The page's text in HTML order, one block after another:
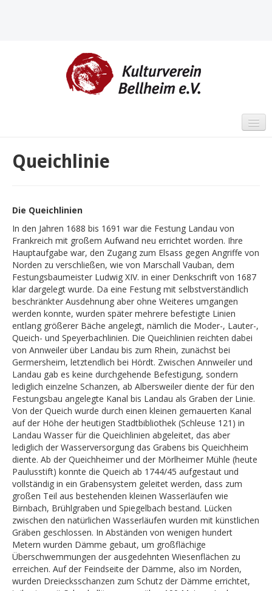
STARTSEITE
Kulturwerkstatt „Alter Kindergarten“
Historischer Arbeitskreis
Zeittafel
Auswanderung
Genealogie
Publikationen
Queichlinie
Stempel
KONTAKT
Queichlinie
Die Queichlinien
In den Jahren 1688 bis 1691 war die Festung Landau von
Frankreich mit großem Aufwand neu errichtet worden. Ihre
Hauptaufgabe war, den Zugang zum Elsass gegen Angriffe von
Norden zu verschließen, wie von Marschall Vauban, dem
Festungsbaumeister Ludwig XIV. in einer Denkschrift von 1687
klar dargelegt wurde. Da eine Festung mit selbstverständlich
beschränkter Ausdehnung aber ohne Weiteres umgangen
werden konnte, wurden später mehrere befestigte Linien
entlang größerer Bäche angelegt, nämlich die Moder-, Lauter-,
Queich- und Speyerbachlinien. Die Queichlinien reichten dabei
von Annweiler über Landau bis zum Rhein, zunächst bei
Germersheim, letztendlich bei Hördt. Zwischen Annweiler und
Landau gab es keine durchgehende Befestigung, sondern
lediglich einzelne Schanzen, ab Albersweiler diente der für den
Festungsbau angelegte Kanal bis Landau als Graben der Linie.
Von der Queich wurde durch einen kleinen gemauerten Kanal
auf der Höhe der heutigen Stadtbibliothek (Schleuse 121) in
Landau Wasser für die Queichlinien abgeleitet, das aber
lediglich der Wasserversorgung das Grabens bis Queichheim
diente. Ab der Queichheimer und der Mörlheimer Mühle (heute
Paulusstift) konnte die Queich ab 1744/45 aufgestaut und
vollständig in ein Grabensystem geleitet werden, dass zum
großen Teil aus bestehenden kleinen Wasserläufen wie
Birnbach, Brühlgraben und Spiegelbach bestand. Lücken
zwischen den natürlichen Wasserläufen wurden mit künstlichen
Gräben geschlossen. In Abständen von wenigen hundert
Metern wurden Dämme gebaut, um großflächige
Überschwemmungen der ausgedehnten Wiesenflächen zu
erreichen. Auf der Feindseite der Dämme, also im Norden,
wurden Dreiecksschanzen zum Schutz der Dämme errichtet,